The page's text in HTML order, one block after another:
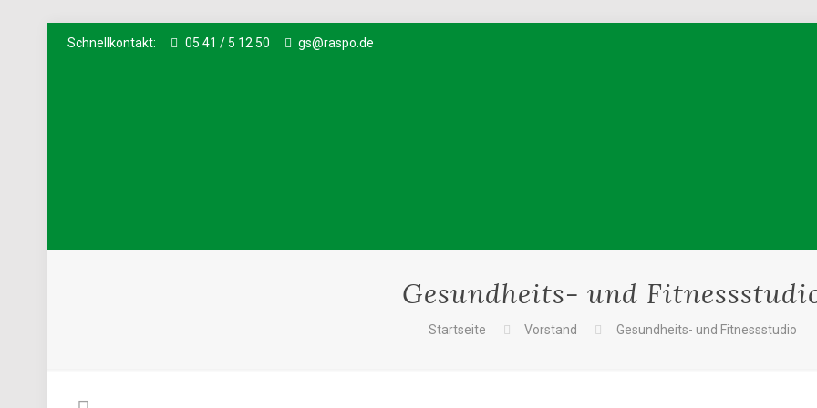
Schnellkontakt: 05 41 / 5 12 50 gs@raspo.de
Gesundheits- und
Startseite Vorstand Gesundheits- und Fitnessstudio